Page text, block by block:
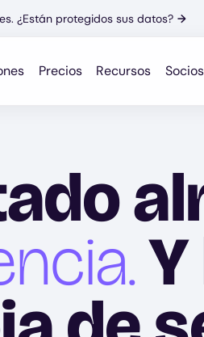
¿Están protegidos sus datos? →
Precios Recursos Socios